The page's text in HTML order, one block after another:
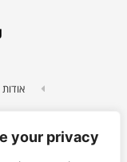
your privacy
אודות
הצהרת